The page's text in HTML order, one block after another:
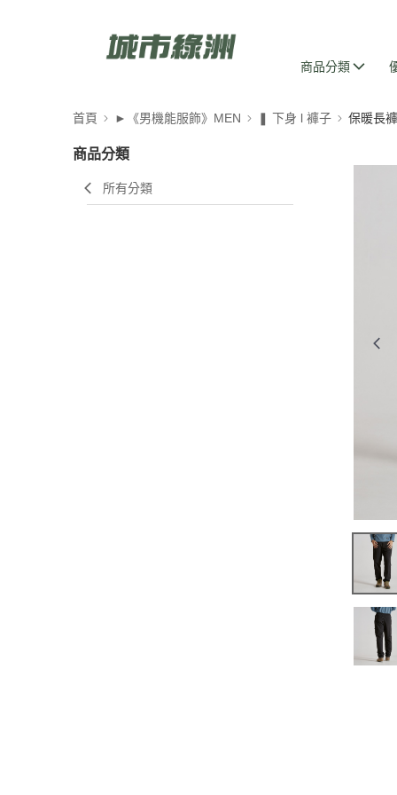
商品分類
首頁 ►《男機能服飾》MEN ❚ 下身 l 褲子 保暖長褲
商品分類
所有分類